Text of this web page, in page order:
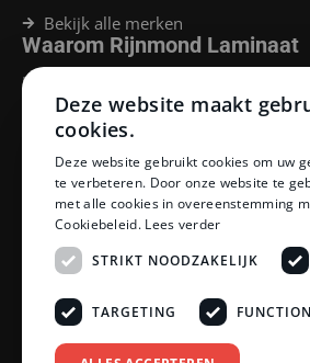
Bekijk alle merken
Waarom Rijnmond Laminaat
Legservice
Laminaat Capelle aan den Ijssel
Laminaat voor vloerverwarming
Klantenservice
Betaalmethoden
Openingstijden showroom
Afhalen en bezorgen
Retourprocedure
Veelgestelde vragen
Legservice
Neem contact op
Deze website maakt
cookies.
Deze website gebruikt cookies om uw
te verbeteren. Door onze website te
met alle cookies in overeenstemming
Cookiebeleid. Lees verder
STRIKT NOODZAKELIJK
TARGETING